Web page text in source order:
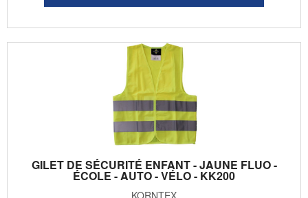
GILET DE SÉCURITÉ ENFANT - JAUNE FLUO -
ÉCOLE - AUTO - VÉLO - KK200
KORNTEX